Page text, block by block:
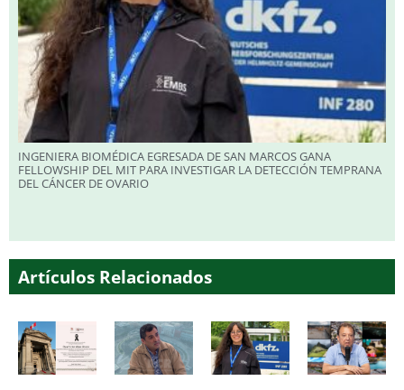
INGENIERA BIOMÉDICA EGRESADA DE SAN MARCOS GANA
FELLOWSHIP DEL MIT PARA INVESTIGAR LA DETECCIÓN TEMPRANA
DEL CÁNCER DE OVARIO
Artículos Relacionados